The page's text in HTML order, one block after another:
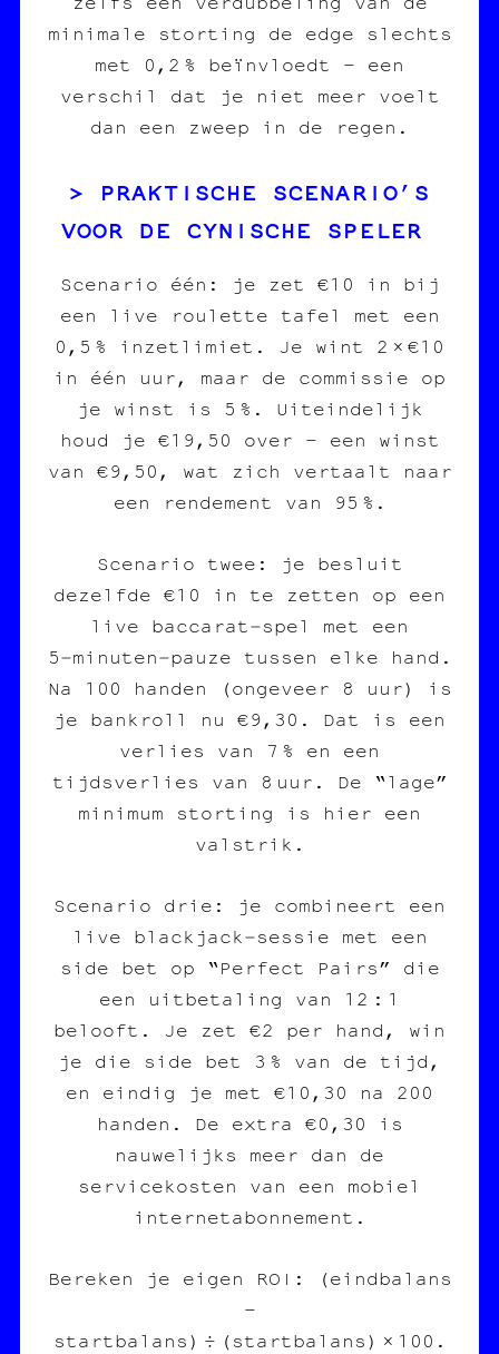
minimale storting de edge slechts
met 0,2 % beïnvloedt – een
verschil dat je niet meer voelt
dan een zweep in de regen.
PRAKTISCHE SCENARIO’S
VOOR DE CYNISCHE SPELER
Scenario één: je zet €10 in bij
een live roulette tafel met een
0,5 % inzetlimiet. Je wint 2 × €10
in één uur, maar de commissie op
je winst is 5 %. Uiteindelijk
houd je €19,50 over – een winst
van €9,50, wat zich vertaalt naar
een rendement van 95 %.
Scenario twee: je besluit
dezelfde €10 in te zetten op een
live baccarat‑spel met een
5‑minuten‑pauze tussen elke hand.
Na 100 handen (ongeveer 8 uur) is
je bankroll nu €9,30. Dat is een
verlies van 7 % en een
tijdsverlies van 8 uur. De “lage”
minimum storting is hier een
valstrik.
Scenario drie: je combineert een
live blackjack‑sessie met een
side bet op “Perfect Pairs” die
een uitbetaling van 12 : 1
belooft. Je zet €2 per hand, win
je die side bet 3 % van de tijd,
en eindig je met €10,30 na 200
handen. De extra €0,30 is
nauwelijks meer dan de
servicekosten van een mobiel
internetabonnement.
Bereken je eigen ROI: (eindbalans
–
startbalans) ÷ (startbalans) × 100.